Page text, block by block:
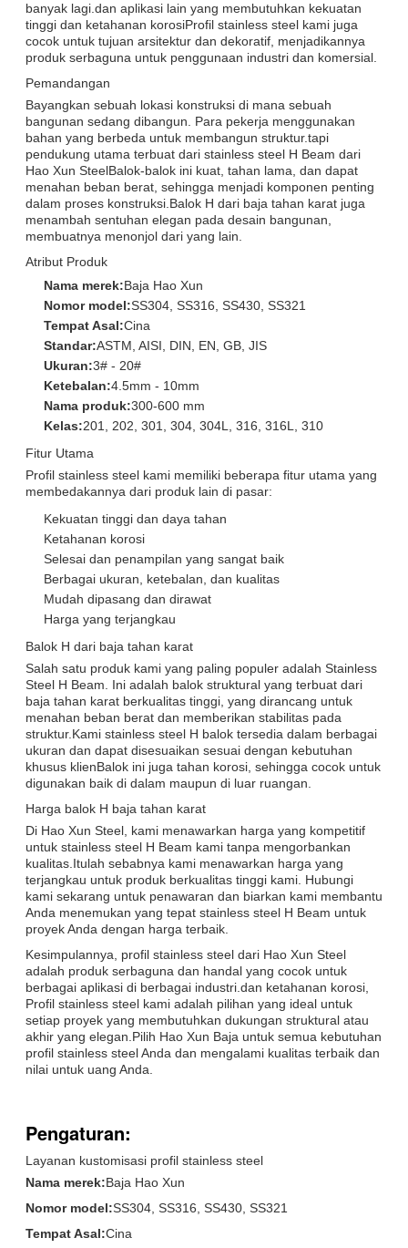
banyak lagi.dan aplikasi lain yang membutuhkan kekuatan
tinggi dan ketahanan korosiProfil stainless steel kami juga
cocok untuk tujuan arsitektur dan dekoratif, menjadikannya
produk serbaguna untuk penggunaan industri dan komersial.
Pemandangan
Bayangkan sebuah lokasi konstruksi di mana sebuah
bangunan sedang dibangun. Para pekerja menggunakan
bahan yang berbeda untuk membangun struktur.tapi
pendukung utama terbuat dari stainless steel H Beam dari
Hao Xun SteelBalok-balok ini kuat, tahan lama, dan dapat
menahan beban berat, sehingga menjadi komponen penting
dalam proses konstruksi.Balok H dari baja tahan karat juga
menambah sentuhan elegan pada desain bangunan,
membuatnya menonjol dari yang lain.
Atribut Produk
Nama merek:Baja Hao Xun
Nomor model:SS304, SS316, SS430, SS321
Tempat Asal:Cina
Standar:ASTM, AISI, DIN, EN, GB, JIS
Ukuran:3# - 20#
Ketebalan:4.5mm - 10mm
Nama produk:300-600 mm
Kelas:201, 202, 301, 304, 304L, 316, 316L, 310
Fitur Utama
Profil stainless steel kami memiliki beberapa fitur utama yang
membedakannya dari produk lain di pasar:
Kekuatan tinggi dan daya tahan
Ketahanan korosi
Selesai dan penampilan yang sangat baik
Berbagai ukuran, ketebalan, dan kualitas
Mudah dipasang dan dirawat
Harga yang terjangkau
Balok H dari baja tahan karat
Salah satu produk kami yang paling populer adalah Stainless
Steel H Beam. Ini adalah balok struktural yang terbuat dari
baja tahan karat berkualitas tinggi, yang dirancang untuk
menahan beban berat dan memberikan stabilitas pada
struktur.Kami stainless steel H balok tersedia dalam berbagai
ukuran dan dapat disesuaikan sesuai dengan kebutuhan
khusus klienBalok ini juga tahan korosi, sehingga cocok untuk
digunakan baik di dalam maupun di luar ruangan.
Harga balok H baja tahan karat
Di Hao Xun Steel, kami menawarkan harga yang kompetitif
untuk stainless steel H Beam kami tanpa mengorbankan
kualitas.Itulah sebabnya kami menawarkan harga yang
terjangkau untuk produk berkualitas tinggi kami. Hubungi
kami sekarang untuk penawaran dan biarkan kami membantu
Anda menemukan yang tepat stainless steel H Beam untuk
proyek Anda dengan harga terbaik.
Kesimpulannya, profil stainless steel dari Hao Xun Steel
adalah produk serbaguna dan handal yang cocok untuk
berbagai aplikasi di berbagai industri.dan ketahanan korosi,
Profil stainless steel kami adalah pilihan yang ideal untuk
setiap proyek yang membutuhkan dukungan struktural atau
akhir yang elegan.Pilih Hao Xun Baja untuk semua kebutuhan
profil stainless steel Anda dan mengalami kualitas terbaik dan
nilai untuk uang Anda.
Pengaturan:
Layanan kustomisasi profil stainless steel
Nama merek:Baja Hao Xun
Nomor model:SS304, SS316, SS430, SS321
Tempat Asal:Cina